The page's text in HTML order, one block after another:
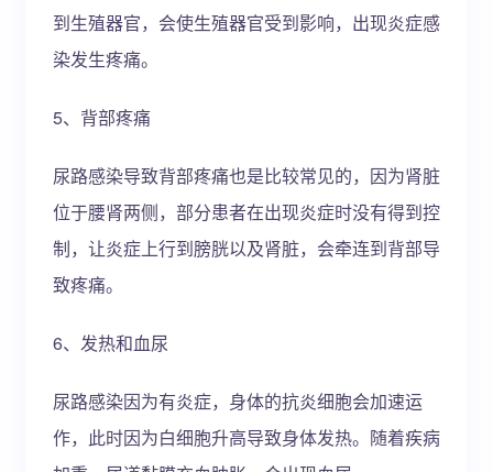
到生殖器官，会使生殖器官受到影响，出现炎症感
染发生疼痛。
5、背部疼痛
尿路感染导致背部疼痛也是比较常见的，因为肾脏
位于腰肾两侧，部分患者在出现炎症时没有得到控
制，让炎症上行到膀胱以及肾脏，会牵连到背部导
致疼痛。
6、发热和血尿
尿路感染因为有炎症，身体的抗炎细胞会加速运
作，此时因为白细胞升高导致身体发热。随着疾病